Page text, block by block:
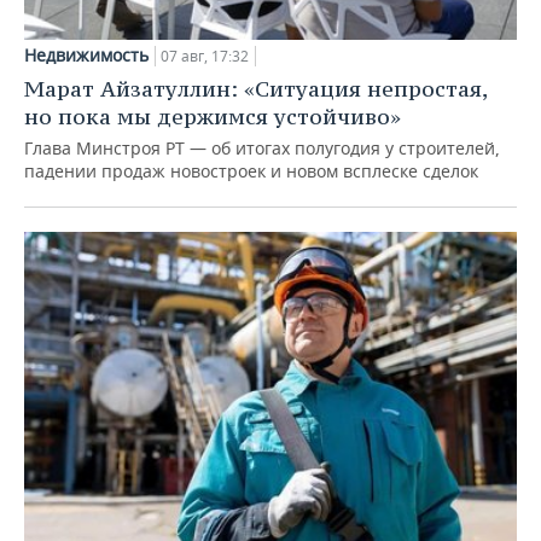
Недвижимость 07 авг, 17:32
Марат Айзатуллин: «Ситуация непростая,
но пока мы держимся устойчиво»
Глава Минстроя РТ — об итогах полугодия у строителей,
падении продаж новостроек и новом всплеске сделок